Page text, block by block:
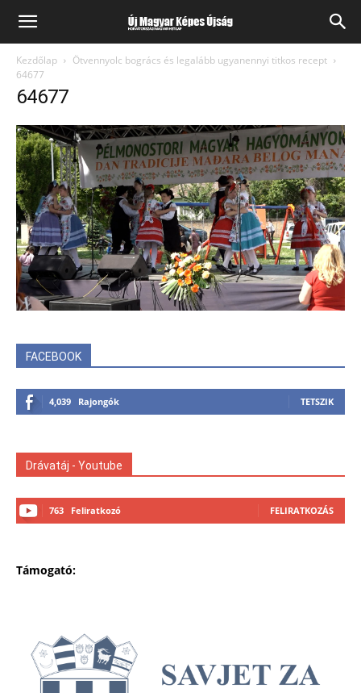
Kezdőlap
Ötvennyolc bogrács és legalább ugyanennyi titkos recept
64677
64677
FACEBOOK
4,039 Rajongók TETSZIK
Drávatáj - Youtube
763 Feliratkozó FELIRATKOZÁS
Támogató: